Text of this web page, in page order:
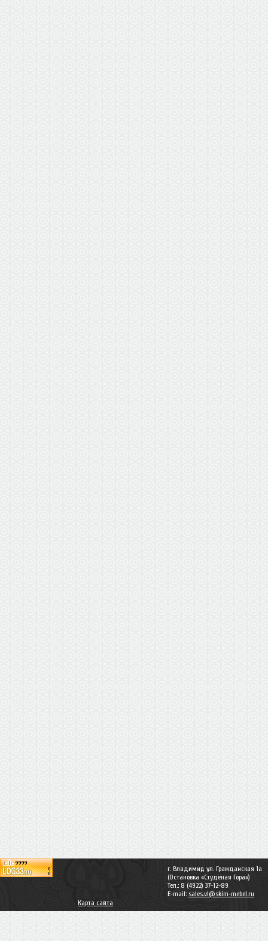
Карта сайта
г. Владимир, ул. Гражданская 1а
(Остановка «Студеная Гора»)
Тел.: 8 (4922) 37-12-89
E-mail: sales.vl@skim-mebel.ru